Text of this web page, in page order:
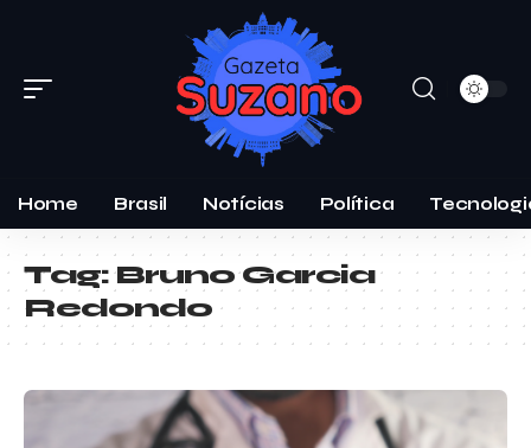
Home Brasil Notícias Política
Tag:Bruno Garcia
Redondo